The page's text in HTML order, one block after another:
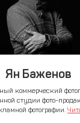
Ян Баженов
коммерческий
студии фото-
фотографии.